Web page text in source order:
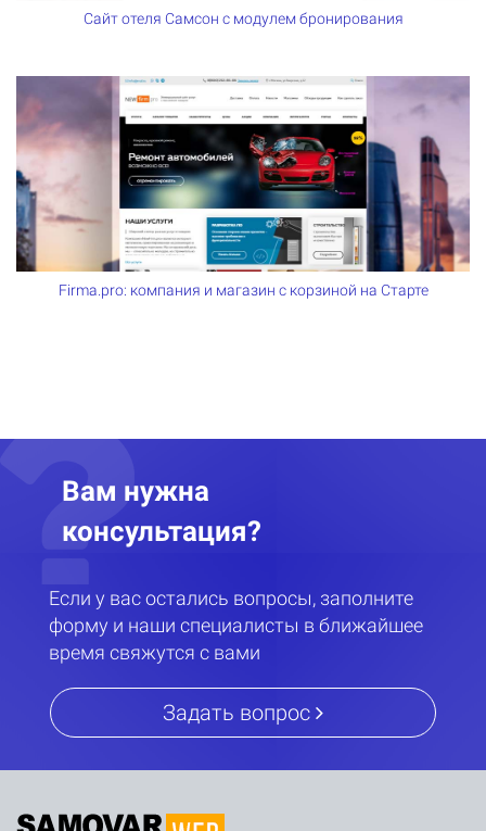
Сайт отеля Самсон с модулем бронирования
Firma.pro: компания и магазин с корзиной на Старте
Вам нужна
консультация?
Если у вас остались вопросы, заполните
форму и наши специалисты в ближайшее
время свяжутся с вами
Задать вопрос